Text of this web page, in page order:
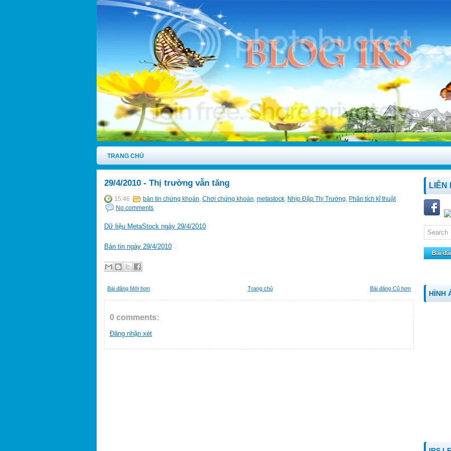
TRANG CHỦ
29/4/2010 - Thị trường vẫn tăng
15:46 bản tin chứng khoán, Chơi chứng khoán, metastock, Nhịp Đập Thị Trường, Phân tích kĩ thuật
No comments
Dữ liệu MetaStock ngày 29/4/2010
Bản tin ngày 29/4/2010
Bài đăng Mới hơn Bài đăng Cũ hơn
Trang chủ
0 comments:
Đăng nhận xét
LIÊN
Bài
HÌNH